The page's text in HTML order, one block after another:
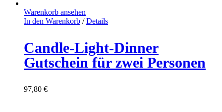
Warenkorb ansehen
In den Warenkorb / Details
Candle-Light-Dinner
Gutschein für zwei Personen
97,80 €